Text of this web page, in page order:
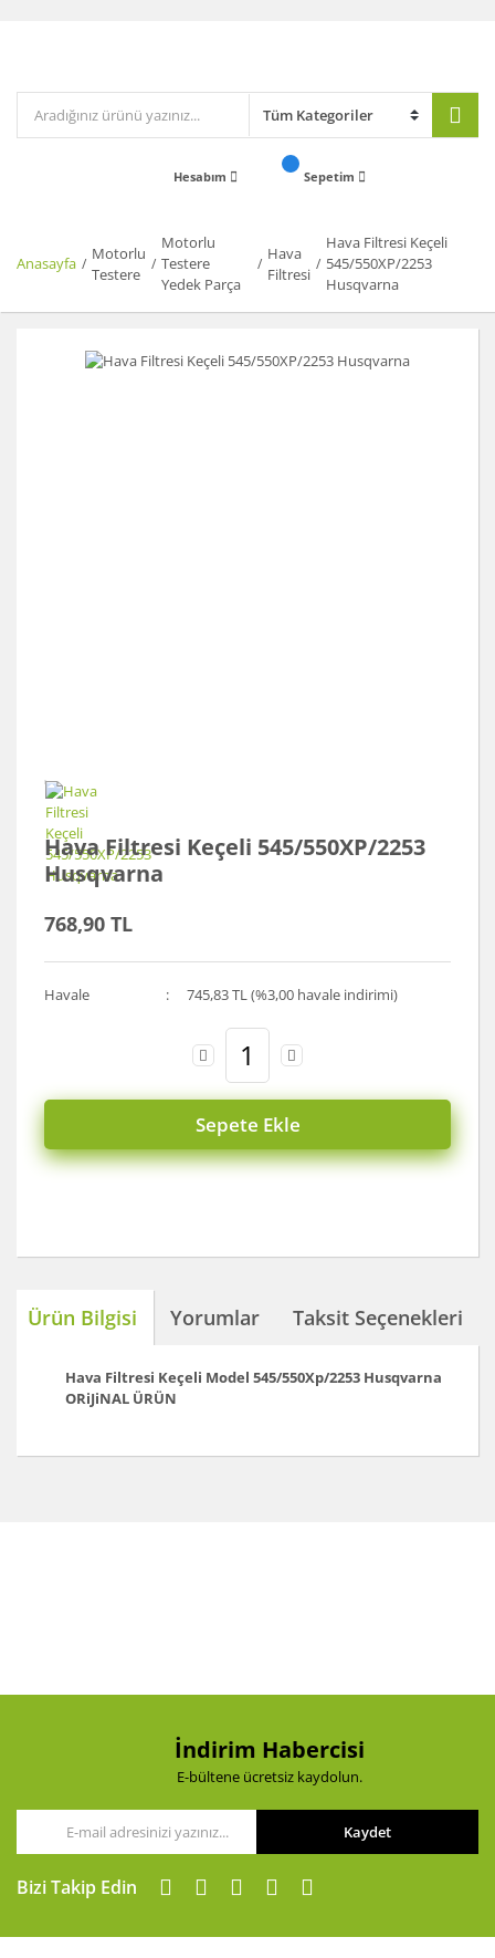
Hesabım Sepetim
Anasayfa
Motorlu
Testere
Motorlu
Testere
Yedek Parça
Hava
Filtresi
Hava Filtresi Keçeli
545/550XP/2253
Husqvarna
Hava Filtresi Keçeli 545/550XP/2253
Husqvarna
768,90 TL
Havale 745,83 TL (%3,00 havale indirimi)
Sepete Ekle
Ürün Bilgisi Yorumlar Taksit Seçenekleri
Hava Filtresi Keçeli Model 545/550Xp/2253 Husqvarna
ORiJiNAL ÜRÜN
Ürün fiyatı diğer sitelerden daha pahalı.
Gönder
İndirim Habercisi
E-bültene ücretsiz kaydolun.
Kaydet
Bizi Takip Edin